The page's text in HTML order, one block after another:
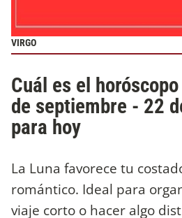
VIRGO
Cuál es el
de septiembre - 22
para hoy
La Luna favorece tu
romántico. Ideal para
viaje corto o hacer algo